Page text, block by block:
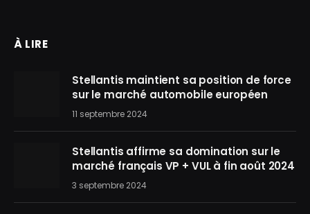
À LIRE
Stellantis maintient sa position de force
sur le marché automobile européen
11 septembre 2024
Stellantis affirme sa domination sur le
marché français VP + VUL à fin août 2024
3 septembre 2024